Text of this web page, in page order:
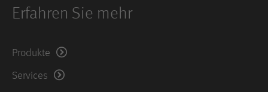
Erfahren Sie mehr
Produkte
Services